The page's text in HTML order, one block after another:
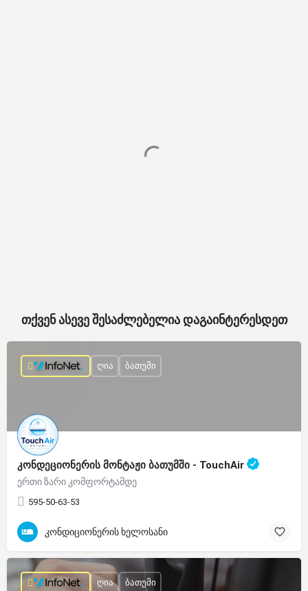
თქვენ ასევე შესაძლებელია დაგაინტერესდეთ
კონდეციონერის მონტაჟი ბათუმში - TouchAir
ერთი ზარი კომფორტამდე
595-50-63-53
ღია ბათუმი
კონდიციონერის ხელოსანი
ღია ბათუმი